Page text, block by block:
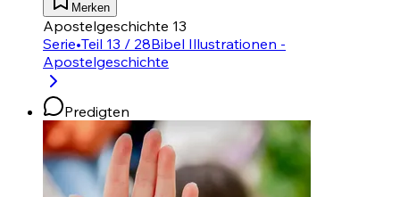
Merken
Apostelgeschichte 13
Serie•Teil 13 / 28Bibel Illustrationen -
Apostelgeschichte
Predigten